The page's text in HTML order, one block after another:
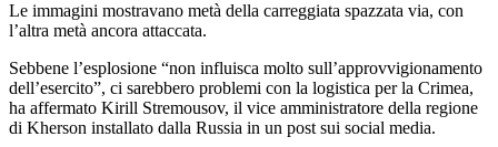
Le immagini mostravano metà della carreggiata spazzata via, con
l’altra metà ancora attaccata.
Sebbene l’esplosione “non influisca molto sull’approvvigionamento
dell’esercito”, ci sarebbero problemi con la logistica per la Crimea,
ha affermato Kirill Stremousov, il vice amministratore della regione
di Kherson installato dalla Russia in un post sui social media.